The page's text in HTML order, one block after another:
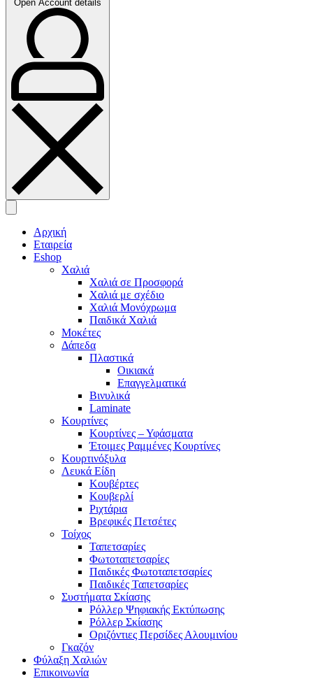
Open Account details
Αρχική
Εταιρεία
Eshop
Χαλιά
Χαλιά σε Προσφορά
Χαλιά με σχέδιο
Χαλιά Μονόχρωμα
Παιδικά Χαλιά
Μοκέτες
Δάπεδα
Πλαστικά
Οικιακά
Επαγγελματικά
Βινυλικά
Laminate
Κουρτίνες
Κουρτίνες – Υφάσματα
Έτοιμες Ραμμένες Κουρτίνες
Κουρτινόξυλα
Λευκά Είδη
Κουβέρτες
Κουβερλί
Ριχτάρια
Βρεφικές Πετσέτες
Τοίχος
Ταπετσαρίες
Φωτοταπετσαρίες
Παιδικές Φωτοταπετσαρίες
Παιδικές Ταπετσαρίες
Συστήματα Σκίασης
Ρόλλερ Ψηφιακής Εκτύπωσης
Ρόλλερ Σκίασης
Οριζόντιες Περσίδες Αλουμινίου
Γκαζόν
Φύλαξη Χαλιών
Επικοινωνία